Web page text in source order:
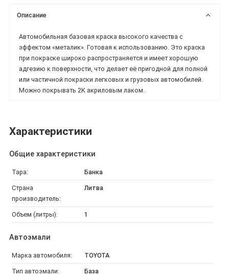
Описание
Автомобильная базовая краска высокого качества с
эффектом «металик». Готовая к использованию. Это краска
при покраске широко распространяется и имеет хорошую
адгезию к поверхности, что делает её пригодной для полной
или частичной покраски легковых и грузовых автомобилей.
Можно покрывать 2К акриловым лаком.
Характеристики
Общие характеристики
Тара: Банка
Страна
производитель:
Литва
Объем (литры): 1
Автоэмали
Марка автомобиля: TOYOTA
Тип автоэмали: База